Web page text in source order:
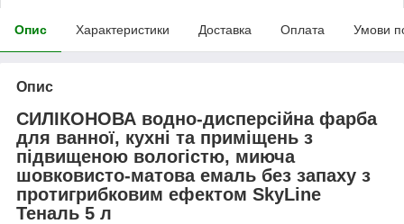
Опис Характеристики Доставка Оплата Умови
Опис
СИЛІКОНОВА водно-дисперсійна фарба
для ванної, кухні та приміщень з
підвищеною вологістю, миюча
шовковисто-матова емаль без запаху з
протигрибковим ефектом SkyLine
Теналь 5 л